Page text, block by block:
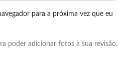
para a próxima vez que eu
poder adicionar fotos à sua revisão.